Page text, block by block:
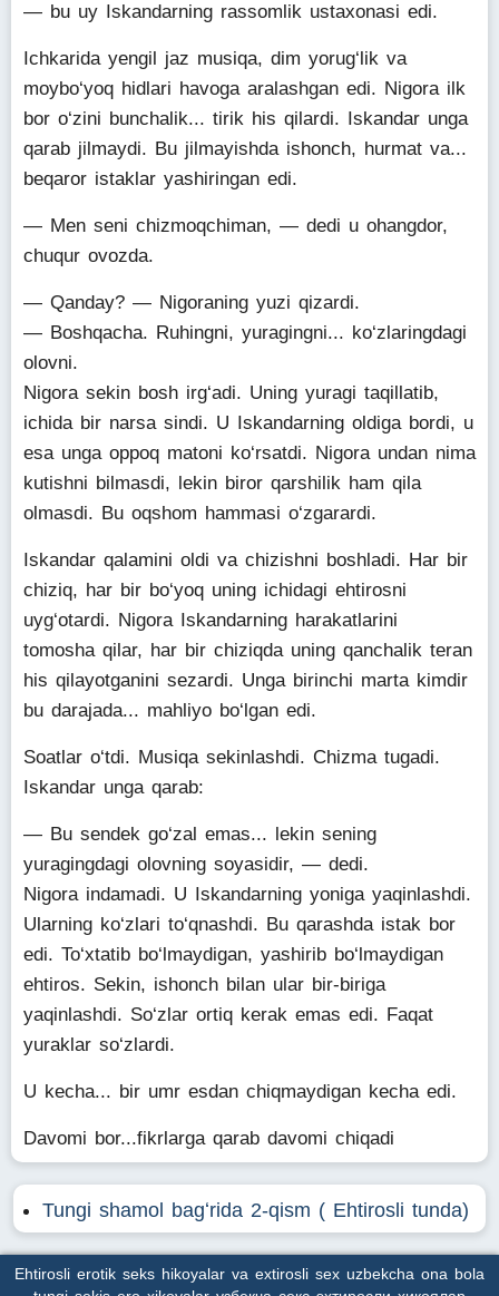
— bu uy Iskandarning rassomlik ustaxonasi edi.
Ichkarida yengil jaz musiqa, dim yorug‘lik va
moybo‘yoq hidlari havoga aralashgan edi. Nigora ilk
bor o‘zini bunchalik... tirik his qilardi. Iskandar unga
qarab jilmaydi. Bu jilmayishda ishonch, hurmat va...
beqaror istaklar yashiringan edi.
— Men seni chizmoqchiman, — dedi u ohangdor,
chuqur ovozda.
— Qanday? — Nigoraning yuzi qizardi.
— Boshqacha. Ruhingni, yuragingni... ko‘zlaringdagi
olovni.
Nigora sekin bosh irg‘adi. Uning yuragi taqillatib,
ichida bir narsa sindi. U Iskandarning oldiga bordi, u
esa unga oppoq matoni ko‘rsatdi. Nigora undan nima
kutishni bilmasdi, lekin biror qarshilik ham qila
olmasdi. Bu oqshom hammasi o‘zgarardi.
Iskandar qalamini oldi va chizishni boshladi. Har bir
chiziq, har bir bo‘yoq uning ichidagi ehtirosni
uyg‘otardi. Nigora Iskandarning harakatlarini
tomosha qilar, har bir chiziqda uning qanchalik teran
his qilayotganini sezardi. Unga birinchi marta kimdir
bu darajada... mahliyo bo‘lgan edi.
Soatlar o‘tdi. Musiqa sekinlashdi. Chizma tugadi.
Iskandar unga qarab:
— Bu sendek go‘zal emas... lekin sening
yuragingdagi olovning soyasidir, — dedi.
Nigora indamadi. U Iskandarning yoniga yaqinlashdi.
Ularning ko‘zlari to‘qnashdi. Bu qarashda istak bor
edi. To‘xtatib bo‘lmaydigan, yashirib bo‘lmaydigan
ehtiros. Sekin, ishonch bilan ular bir-biriga
yaqinlashdi. So‘zlar ortiq kerak emas edi. Faqat
yuraklar so‘zlardi.
U kecha... bir umr esdan chiqmaydigan kecha edi.
Davomi bor...fikrlarga qarab davomi chiqadi
Tungi shamol bagʻrida 2-qism ( Ehtirosli tunda)
Ehtirosli erotik seks hikoyalar va extirosli sex uzbekcha ona bola